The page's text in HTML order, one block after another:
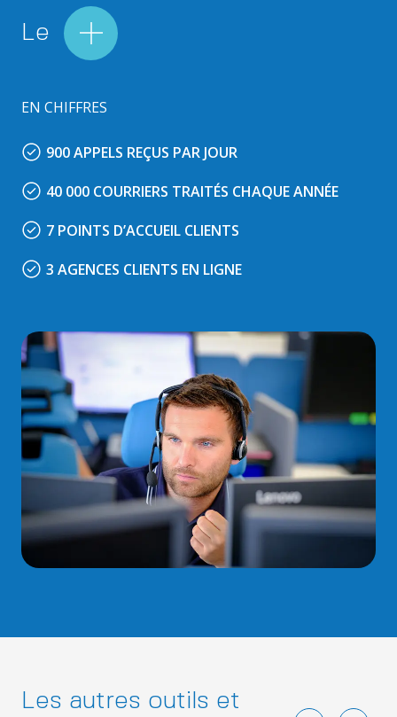
Le
EN CHIFFRES
900 APPELS REÇUS PAR JOUR
40 000 COURRIERS TRAITÉS CHAQUE ANNÉE
7 POINTS D’ACCUEIL CLIENTS
3 AGENCES CLIENTS EN LIGNE
Les autres outils et